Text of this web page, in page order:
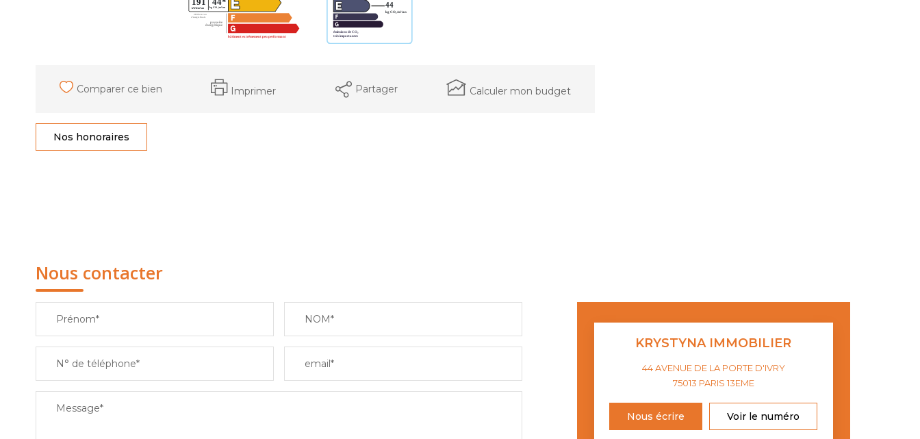
Comparer ce bien Imprimer Partager Calculer mon budget
Nos honoraires
Nous contacter
Prénom* NOM*
N° de téléphone* email*
Message*
KRYSTYNA IMMOBILIER
44 AVENUE DE LA PORTE D'IVRY
75013 PARIS 13EME
Nous écrire Voir le numéro